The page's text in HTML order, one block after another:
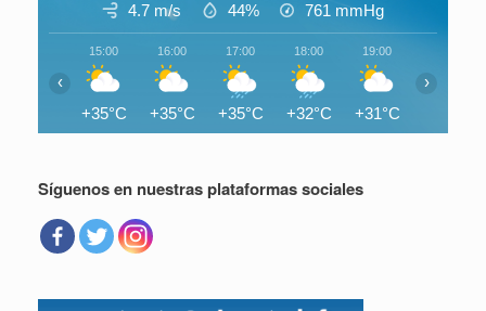
4.7 m/s 44% 761 mmHg
15:00
+35°C
16:00
+35°C
17:00
+35°C
18:00
+32°C
19:00
+31°C
‹ ›
Síguenos en nuestras plataformas sociales